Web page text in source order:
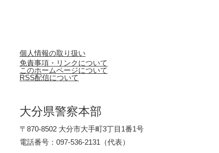
個人情報の取り扱い
免責事項・リンクについて
このホームページについて
RSS配信について
大分県警察本部
〒870-8502 大分市大手町3丁目1番1号
電話番号：097-536-2131（代表）